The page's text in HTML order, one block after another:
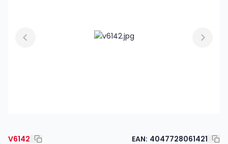
V6142 EAN: 4047728061421